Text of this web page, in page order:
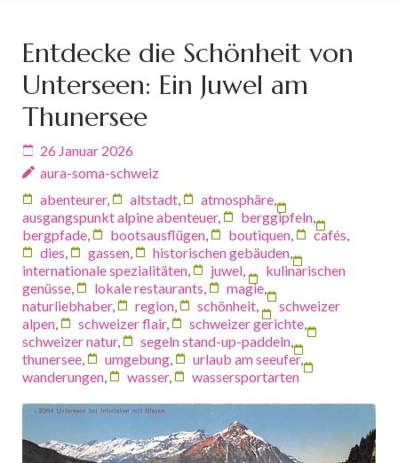
Entdecke die Schönheit von
Unterseen: Ein Juwel am
Thunersee
26 Januar 2026
aura-soma-schweiz
abenteurer, altstadt atmosphäre
ausgangspunkt alpine abenteuer, berggipfeln
bergpfade
bootsausflügen boutiquen cafés
dies
gassen historischen gebäuden
internationale spezialitäten
juwel
kulinarischen
genüsse
lokale restaurants magie
naturliebhaber, region schönheit
schweizer
alpen
schweizer flair, schweizer gerichte
schweizer natur, segeln stand-up-paddeln
thunersee
umgebung urlaub am seeufer,
wanderungen
wasser, wassersportarten